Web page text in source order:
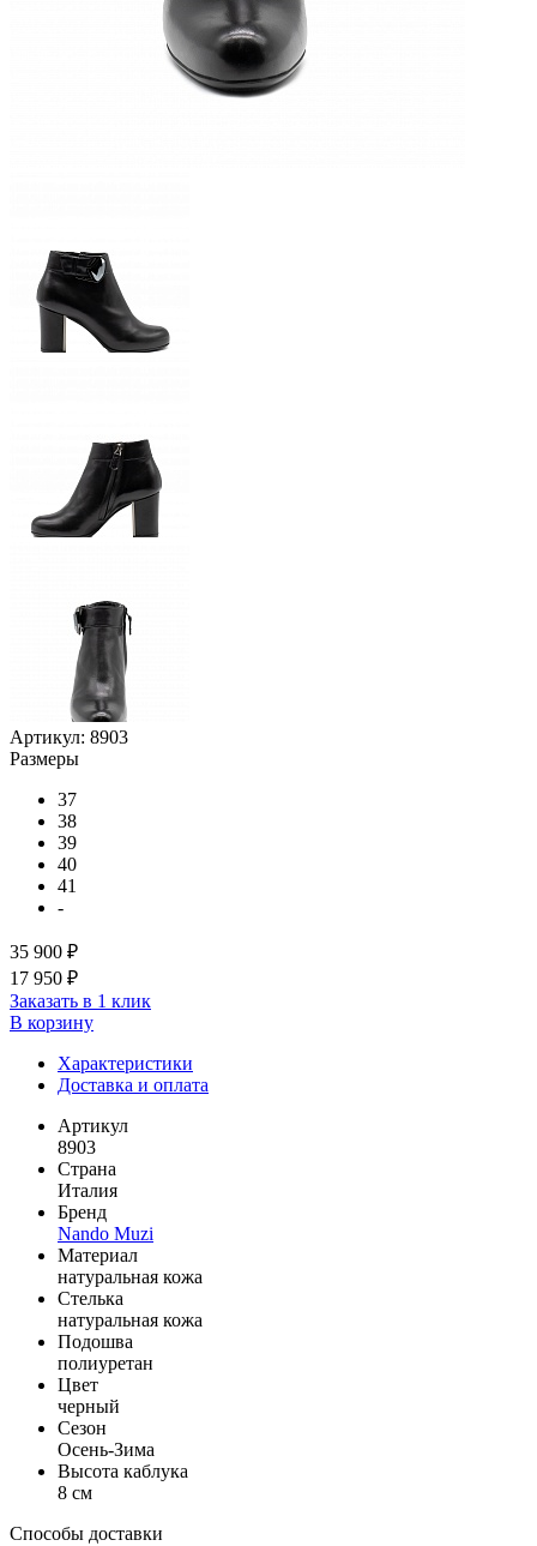
Артикул: 8903
Размеры
37
38
39
40
41
-
35 900 ₽
17 950 ₽
Заказать в 1 клик
В корзину
Характеристики
Доставка и оплата
Артикул
8903
Страна
Италия
Бренд
Nando Muzi
Материал
натуральная кожа
Стелька
натуральная кожа
Подошва
полиуретан
Цвет
черный
Сезон
Осень-Зима
Высота каблука
8 см
Способы доставки